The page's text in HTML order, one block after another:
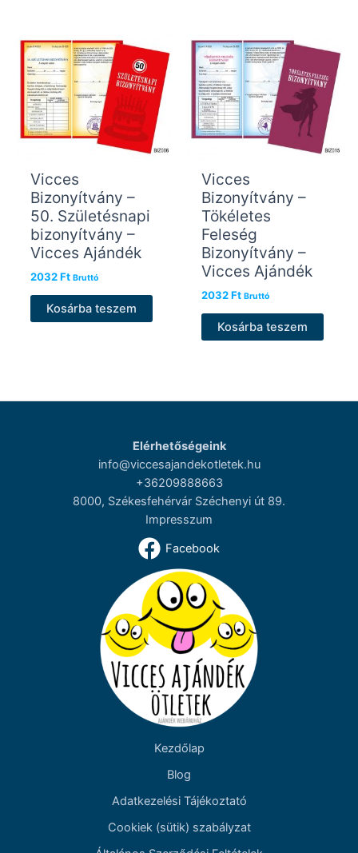
Vicces
Bizonyítvány –
50. Születésnapi
bizonyítvány –
Vicces Ajándék
2032Ft Bruttó
Kosárba teszem
Vicces
Bizonyítvány –
Tökéletes
Feleség
Bizonyítvány –
Vicces Ajándék
2032Ft Bruttó
Kosárba teszem
Elérhetőségeink
info@viccesajandekotletek.hu
+36209888663
8000, Székesfehérvár Széchenyi út 89.
Impresszum
Facebook
Kezdőlap
Blog
Adatkezelési Tájékoztató
Cookiek (sütik) szabályzat